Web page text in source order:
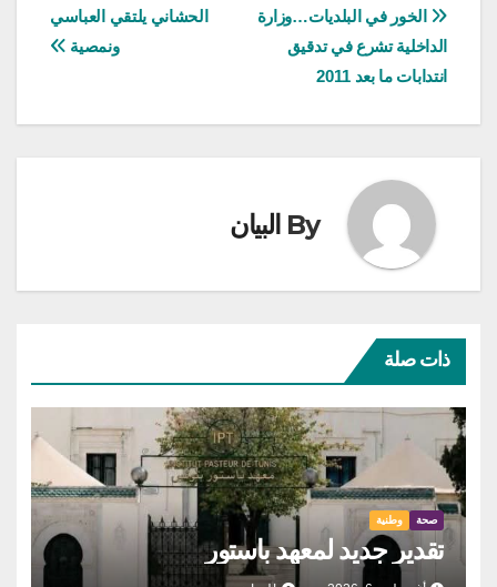
تصفّح
المقالات
الحشاني يلتقي العباسي
ونمصية
الخور في البلديات…وزارة
الداخلية تشرع في تدقيق
انتدابات ما بعد 2011
By البيان
ذات صلة
صحة وطنية
تقدير جديد لمعهد باستور